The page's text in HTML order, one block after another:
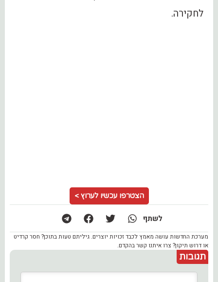
לחקירה.
הצטרפו עכשיו לערוץ >
לשתף
מערכת החדשות עושה מאמץ לכבד זכויות יוצרים. גיליתם טעות בתוכן? חסר קרדיט
או דרוש תיקון? צרו איתנו קשר בהקדם.
תגובות